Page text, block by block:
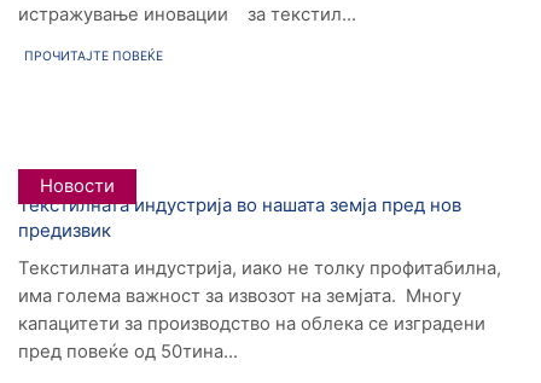
истражување иновации за текстил...
ПРОЧИТАЈТЕ ПОВЕЌЕ
Новости
Текстилната индустрија во нашата земја пред нов
предизвик
Текстилната индустрија, иако не толку профитабилна,
има голема важност за извозот на земјата. Многу
капацитети за производство на облека се изградени
пред повеќе од 50тина...